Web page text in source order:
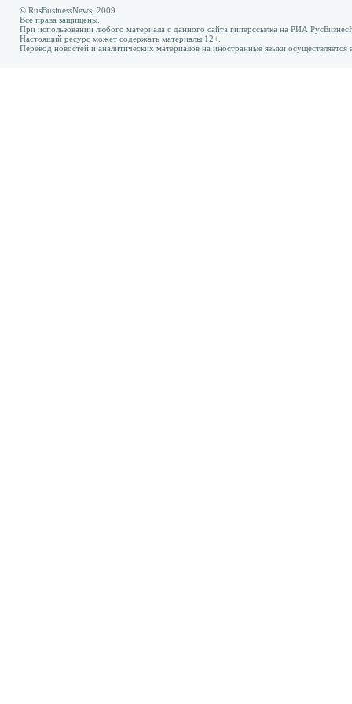
© RusBusinessNews, 2009.
Все права защищены.
При использовании любого материала с данного сайта гиперссылка на РИА
Настоящий ресурс может содержать материалы 12+.
Перевод новостей и аналитических материалов на иностранные языки осуществляется